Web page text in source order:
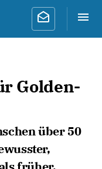
Golden-
über 50